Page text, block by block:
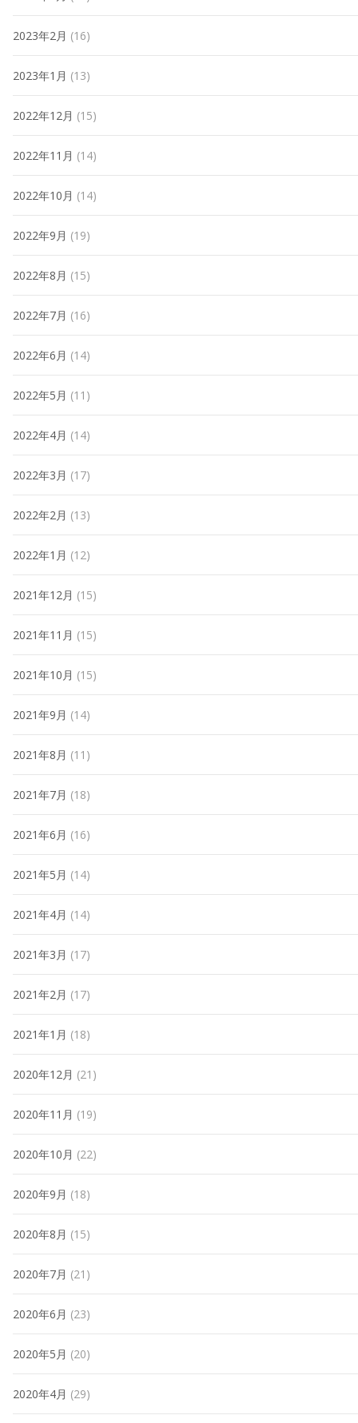
2023年2月 (16)
2023年1月 (13)
2022年12月 (15)
2022年11月 (14)
2022年10月 (14)
2022年9月 (19)
2022年8月 (15)
2022年7月 (16)
2022年6月 (14)
2022年5月 (11)
2022年4月 (14)
2022年3月 (17)
2022年2月 (13)
2022年1月 (12)
2021年12月 (15)
2021年11月 (15)
2021年10月 (15)
2021年9月 (14)
2021年8月 (11)
2021年7月 (18)
2021年6月 (16)
2021年5月 (14)
2021年4月 (14)
2021年3月 (17)
2021年2月 (17)
2021年1月 (18)
2020年12月 (21)
2020年11月 (19)
2020年10月 (22)
2020年9月 (18)
2020年8月 (15)
2020年7月 (21)
2020年6月 (23)
2020年5月 (20)
2020年4月 (29)